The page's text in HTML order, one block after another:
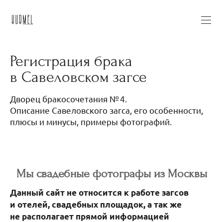
Регистрация брака
в Савеловском загсе
Дворец бракосочетания № 4.
Описание Савеловского загса, его особенности,
плюсы и минусы, примеры фотографий.
Мы свадебные фотографы из Москвы
Данный сайт не относится к работе загсов
и отелей, свадебных площадок, а так же
не располагает прямой информацией